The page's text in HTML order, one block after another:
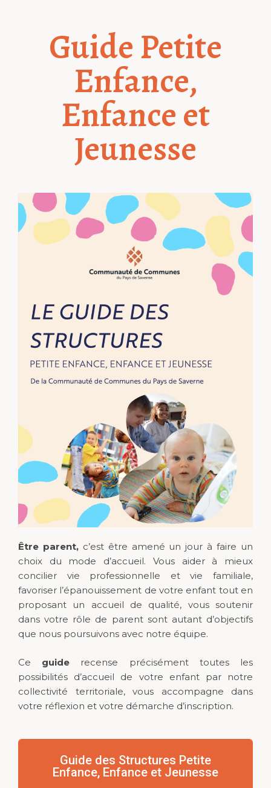
Guide Petite
Enfance,
Enfance et
Jeunesse
Être parent, c’est être amené un jour à faire un
choix du mode d’accueil. Vous aider à mieux
concilier vie professionnelle et vie familiale,
favoriser l’épanouissement de votre enfant tout en
proposant un accueil de qualité, vous soutenir
dans votre rôle de parent sont autant d’objectifs
que nous poursuivons avec notre équipe.
Ce guide recense précisément toutes les
possibilités d’accueil de votre enfant par notre
collectivité territoriale, vous accompagne dans
votre réflexion et votre démarche d’inscription.
Guide des Structures Petite
Enfance, Enfance et Jeunesse